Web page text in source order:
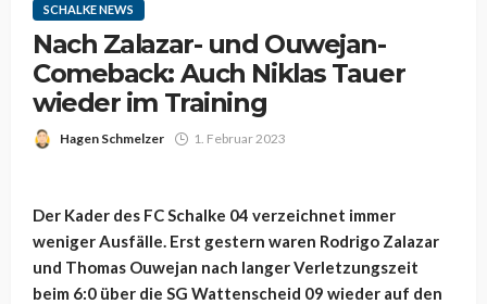
SCHALKE NEWS
Nach Zalazar- und Ouwejan-
Comeback: Auch Niklas Tauer
wieder im Training
Hagen Schmelzer 1. Februar 2023
Der Kader des FC Schalke 04 verzeichnet immer
weniger Ausfälle. Erst gestern waren Rodrigo Zalazar
und Thomas Ouwejan nach langer Verletzungszeit
beim 6:0 über die SG Wattenscheid 09 wieder auf den